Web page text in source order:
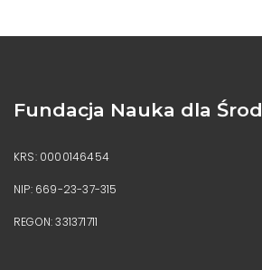
Fundacja Nauka dla
KRS: 0000146454
NIP: 669-23-37-315
REGON: 331371711